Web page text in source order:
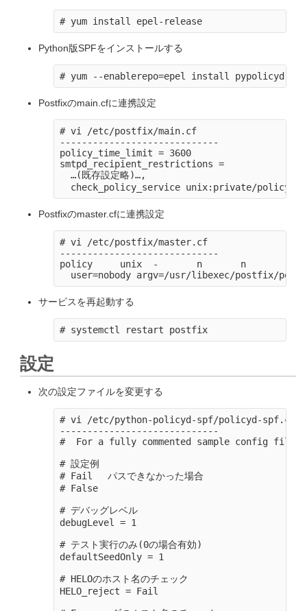
Python版SPFをインストールする
Postfixのmain.cfに連携設定
# vi /etc/postfix/main.cf
-----------------------------
policy_time_limit = 3600
smtpd_recipient_restrictions =
  …(既存設定略)…,
Postfixのmaster.cfに連携設定
# vi /etc/postfix/master.cf
-----------------------------
policy     unix  -       n       n       -
サービスを再起動する
設定
次の設定ファイルを変更する
# vi /etc/python-policyd-spf/policyd-spf.conf
-----------------------------
#  For a fully commented sample config file
# 設定例
# Fail 　パスできなかった場合
# False
# デバッグレベル
debugLevel = 1
# テスト実行のみ(0の場合有効)
defaultSeedOnly = 1
# HELOのホスト名のチェック
HELO_reject = Fail